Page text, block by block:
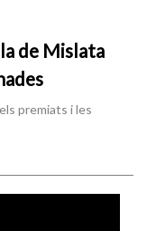
de Mislata
premiats i les